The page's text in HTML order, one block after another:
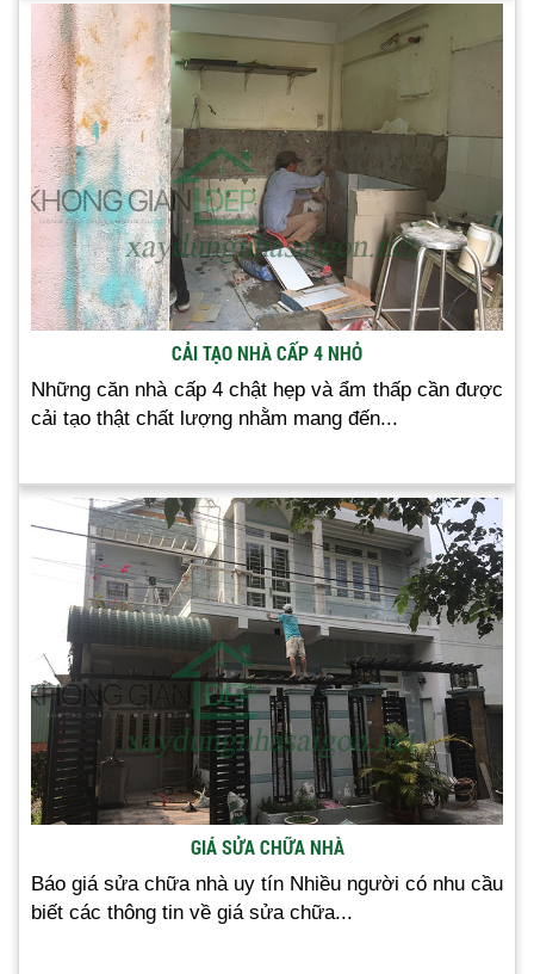
CẢI TẠO NHÀ CẤP 4 NHỎ
Những căn nhà cấp 4 chật hẹp và ẩm thấp cần được
cải tạo thật chất lượng nhằm mang đến...
GIÁ SỬA CHỮA NHÀ
Báo giá sửa chữa nhà uy tín Nhiều người có nhu cầu
biết các thông tin về giá sửa chữa...